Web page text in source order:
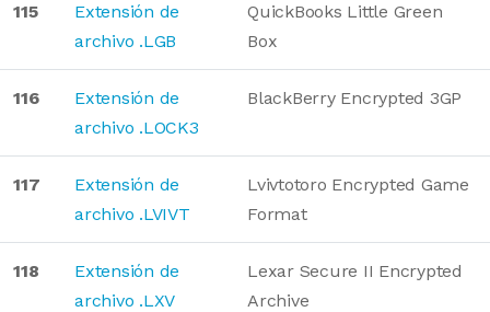
115
Extensión de
archivo .LGB
QuickBooks Little Green
Box
116
Extensión de
archivo .LOCK3
BlackBerry Encrypted 3GP
117
Extensión de
archivo .LVIVT
Lvivtotoro Encrypted Game
Format
118
Extensión de
archivo .LXV
Lexar Secure II Encrypted
Archive